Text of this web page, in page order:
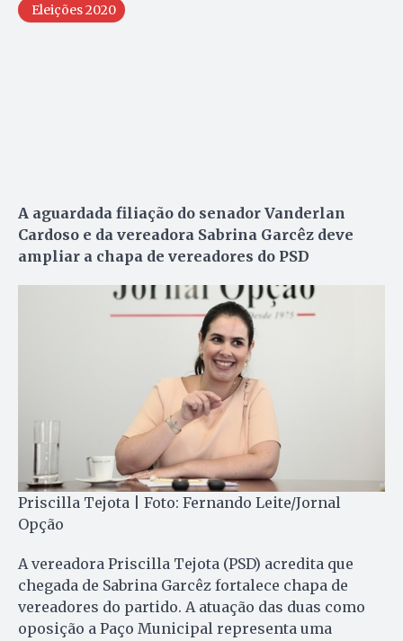
Eleições 2020
A aguardada filiação do senador Vanderlan
Cardoso e da vereadora Sabrina Garcêz deve
ampliar a chapa de vereadores do PSD
Priscilla Tejota | Foto: Fernando Leite/Jornal
Opção
A vereadora Priscilla Tejota (PSD) acredita que
chegada de Sabrina Garcêz fortalece chapa de
vereadores do partido. A atuação das duas como
oposição a Paço Municipal representa uma